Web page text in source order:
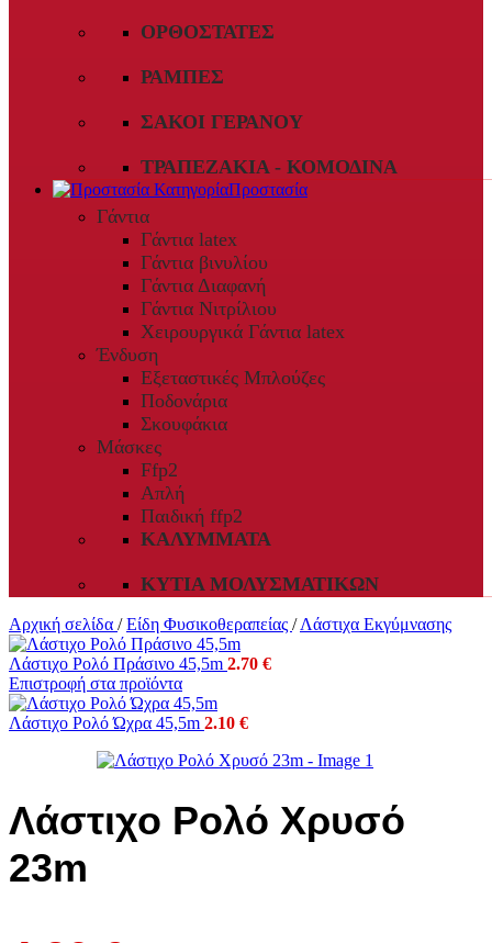
ΟΡΘΟΣΤΆΤΕΣ
ΡΆΜΠΕΣ
ΣΆΚΟΙ ΓΕΡΑΝΟΎ
ΤΡΑΠΕΖΆΚΙΑ - ΚΟΜΟΔΊΝΑ
Προστασία
Γάντια
Γάντια latex
Γάντια βινυλίου
Γάντια Διαφανή
Γάντια Νιτρίλιου
Χειρουργικά Γάντια latex
Ένδυση
Εξεταστικές Μπλούζες
Ποδονάρια
Σκουφάκια
Μάσκες
Ffp2
Απλή
Παιδική ffp2
ΚΑΛΎΜΜΑΤΑ
ΚΥΤΊΑ ΜΟΛΥΣΜΑΤΙΚΏΝ
Αρχική σελίδα / Είδη Φυσικοθεραπείας / Λάστιχα Εκγύμνασης
Λάστιχο Ρολό Πράσινο 45,5m 2.70 €
Επιστροφή στα προϊόντα
Λάστιχο Ρολό Ώχρα 45,5m 2.10 €
Λάστιχο Ρολό Χρυσό
23m